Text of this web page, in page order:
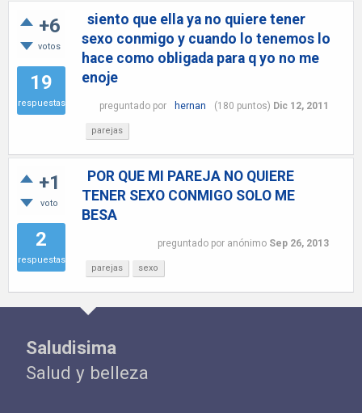
+6
votos
19
respuestas
siento que ella ya no quiere tener
sexo conmigo y cuando lo tenemos lo
hace como obligada para q yo no me
enoje
preguntado por hernan (180 puntos) Dic 12, 2011
parejas
+1
voto
2
respuestas
POR QUE MI PAREJA NO QUIERE
TENER SEXO CONMIGO SOLO ME
BESA
preguntado por anónimo Sep 26, 2013
parejas sexo
Saludisima
Salud y belleza